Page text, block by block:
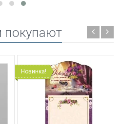
покупают
Новинка!